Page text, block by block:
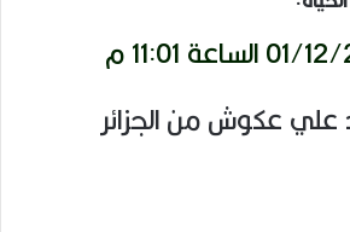
11:01 م
عكوش من الجزائر